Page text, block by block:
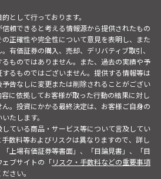
として行っております。
頼できると考える情報源から提供されたもの
正確性や完全性について意見を表明し、また
有価証券の購入、売却、デリバティブ取引、
ものではありません。また、過去の実績や予
るものではございません。提供する情報等は
告なしに変更または削除されることがござい
に依拠してお客様が取った行動の結果に対し
。投資にかかる最終決定は、お客様ご自身の
たします。
ている商品・サービス等について言及してい
数料等およびリスクは異なりますので、詳し
上場有価証券等書面」、「目論見書」、「目
ブサイトの「リスク・手数料などの重要事項
さい。